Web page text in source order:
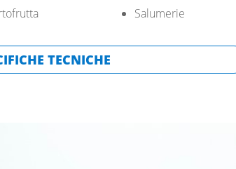
Salumerie
TECNICHE